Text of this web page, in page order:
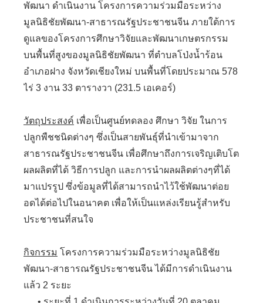
พัฒนา ดำเนินงาน โครงการความร่วมมือระหว่าง
มูลนิธิชัยพัฒนา-สาธารณรัฐประชาชนจีน ภายใต้การ
ดูแลของโครงการศึกษาวิจัยและพัฒนาเกษตรกรรม
บนพื้นที่สูงของมูลนิธิชัยพัฒนา ที่ตำบลโป่งน้ำร้อน
อำเภอฝาง จังหวัดเชียงใหม่ บนพื้นที่โดยประมาณ 578
ไร่ 3 งาน 33 ตารางวา (231.5 เอเคอร์)
วัตถุประสงค์ เพื่อเป็นศูนย์ทดลอง ศึกษา วิจัย ในการ
ปลูกพืชชนิดต่างๆ ซึ่งเป็นสายพันธุ์ที่นำเข้ามาจาก
สาธารณรัฐประชาชนจีน เพื่อศึกษาถึงการเจริญเติบโต
ผลผลิตที่ได้ วิธีการปลูก และการนำผลผลิตต่างๆที่ได้
มาแปรรูป ซึ่งข้อมูลที่ได้สามารถนำไว้ใช้พัฒนาต่อย
อดได้ต่อไปในอนาคต เพื่อให้เป็นแหล่งเรียนรู้สำหรับ
ประชาชนที่สนใจ
กิจกรรม โครงการความร่วมมือระหว่างมูลนิธิชัย
พัฒนา-สาธารณรัฐประชาชนจีน ได้มีการดำเนินงาน
แล้ว 2 ระยะ